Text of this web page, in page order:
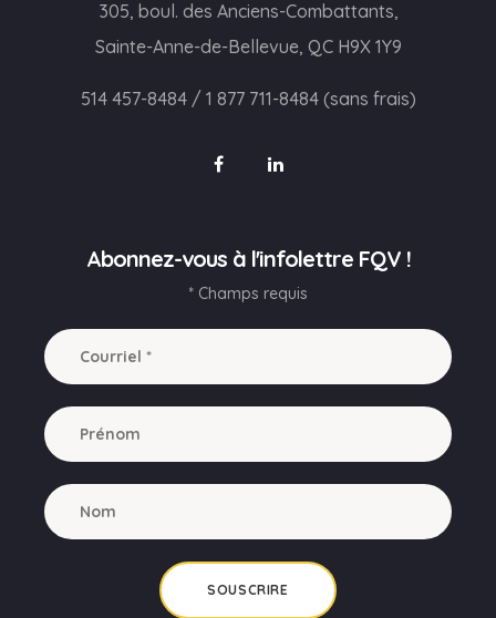
305, boul. des Anciens-Combattants,
Sainte-Anne-de-Bellevue, QC H9X 1Y9
514 457-8484/ 1 877 711-8484 (sans frais)
Abonnez-vous à l'infolettre FQV !
* Champs requis
SOUSCRIRE